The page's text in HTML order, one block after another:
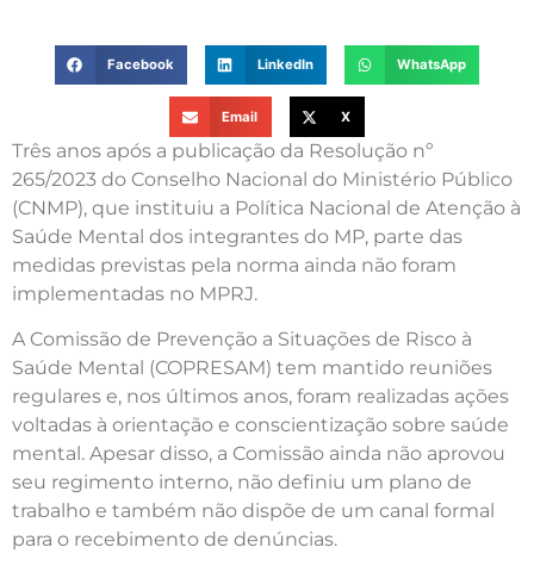
Facebook LinkedIn WhatsApp
Email X
Três anos após a publicação da Resolução nº
265/2023 do Conselho Nacional do Ministério Público
(CNMP), que instituiu a Política Nacional de Atenção à
Saúde Mental dos integrantes do MP, parte das
medidas previstas pela norma ainda não foram
implementadas no MPRJ.
A Comissão de Prevenção a Situações de Risco à
Saúde Mental (COPRESAM) tem mantido reuniões
regulares e, nos últimos anos, foram realizadas ações
voltadas à orientação e conscientização sobre saúde
mental. Apesar disso, a Comissão ainda não aprovou
seu regimento interno, não definiu um plano de
trabalho e também não dispõe de um canal formal
para o recebimento de denúncias.